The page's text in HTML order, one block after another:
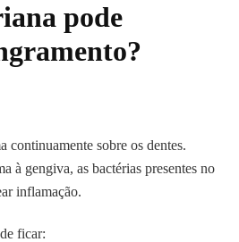
pode
continuamente sobre os dentes.
à gengiva, as bactérias presentes no
inflamação.
ficar: